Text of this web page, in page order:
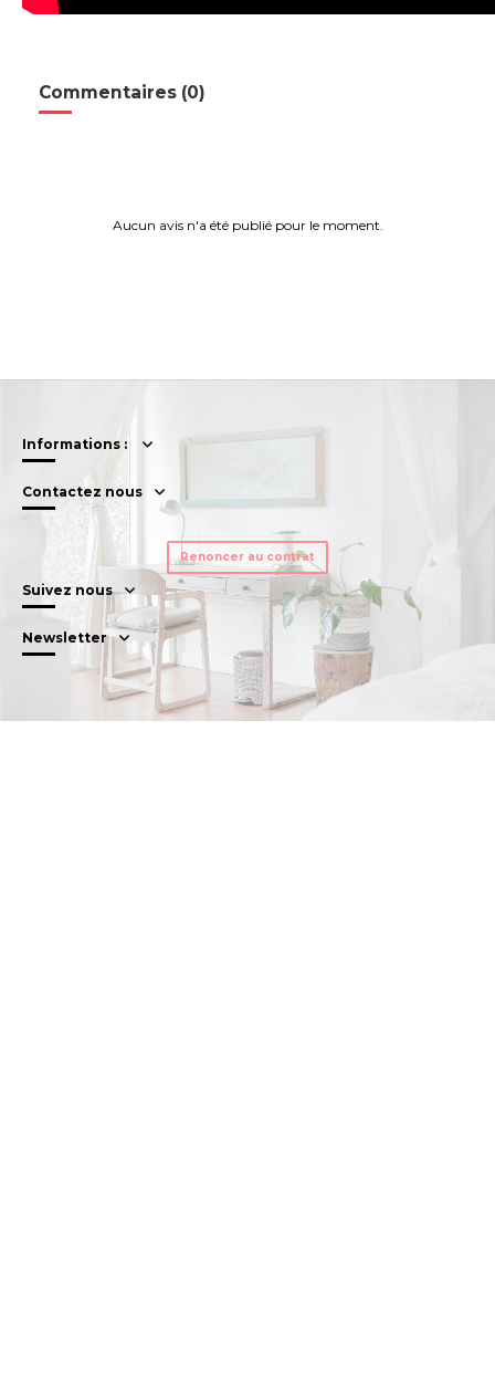
Commentaires (0)
Aucun avis n'a été publié pour le moment.
Informations :
Contactez nous
Renoncer au contrat
Suivez nous
Newsletter